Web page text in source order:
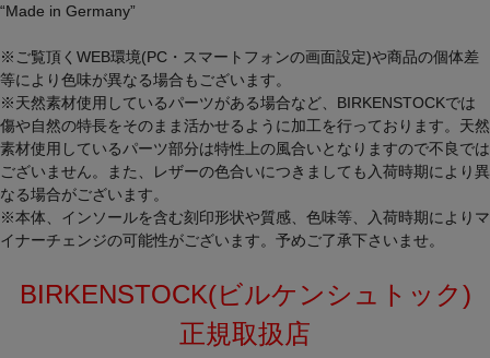
“Made in Germany”
※ご覧頂くWEB環境(PC・スマートフォンの画面設定)や商品の個体差
等により色味が異なる場合もございます。
※天然素材使用しているパーツがある場合など、BIRKENSTOCKでは
傷や自然の特長をそのまま活かせるように加工を行っております。天然
素材使用しているパーツ部分は特性上の風合いとなりますので不良では
ございません。また、レザーの色合いにつきましても入荷時期により異
なる場合がございます。
※本体、インソールを含む刻印形状や質感、色味等、入荷時期によりマ
イナーチェンジの可能性がございます。予めご了承下さいませ。
BIRKENSTOCK(ビルケンシュトック)
正規取扱店